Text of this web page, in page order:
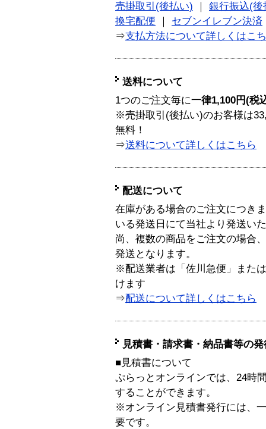
売掛取引(後払い)
銀行振込(後
換宅配便
セブンイレブン決済
⇒支払方法について詳しくはこ
送料について
1つのご注文毎に一律1,100円(税
※売掛取引(後払い)のお客様は
無料！
⇒送料について詳しくはこちら
配送について
在庫がある場合のご注文につき
いる発送日にて当社より発送い
尚、複数の商品をご注文の場合
発送となります。
※配送業者は「佐川急便」また
けます
⇒配送について詳しくはこちら
見積書・請求書・納品書等の
■見積書について
ぷらっとオンラインでは、24時
することができます。
※オンライン見積書発行には、
要です。